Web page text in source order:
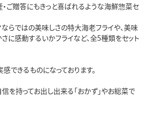
ご贈答にもきっと喜ばれるような海鮮惣菜セ
らではの美味しさの特大海老フライや、美味
に感動するいかフライなど、全5種類をセット
できるものになっております。
を持ってお出し出来る「おかず」やお総菜で